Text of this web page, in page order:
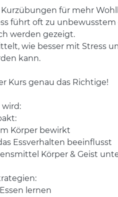
für mehr
führt oft zu
werden gezeigt.
wie besser mit Stress
kann.
Kurs genau das Richtige!
wird:
Körper bewirkt
Essverhalten beeinflusst
Körper & Geist
lernen